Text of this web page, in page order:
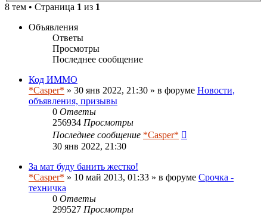
8 тем • Страница 1 из 1
Объявления
Ответы
Просмотры
Последнее сообщение
Код ИММО
*Casper* » 30 янв 2022, 21:30 » в форуме Новости,
объявления, призывы
0 Ответы
256934 Просмотры
Последнее сообщение *Casper*
30 янв 2022, 21:30
За мат буду банить жестко!
*Casper* » 10 май 2013, 01:33 » в форуме Срочка -
техничка
0 Ответы
299527 Просмотры